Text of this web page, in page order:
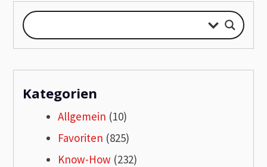
Kategorien
Allgemein (10)
Favoriten (825)
Know-How (232)